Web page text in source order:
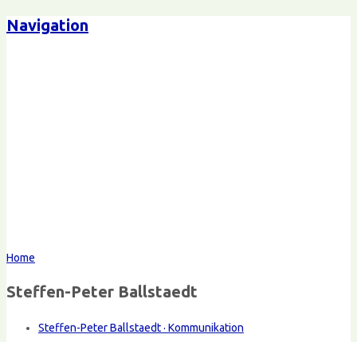
Navigation
Home
Steffen-Peter Ballstaedt
Steffen-Peter Ballstaedt · Kommunikation